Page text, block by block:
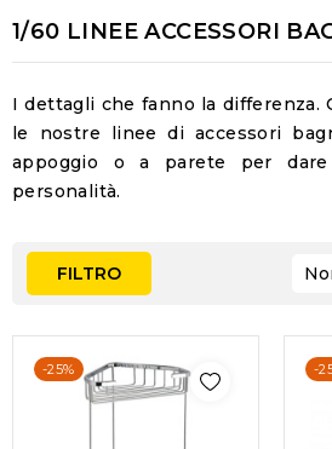
1/60 LINEE ACCESSORI
I dettagli che fanno la differenza.
le nostre linee di accessori
appoggio o a parete per
personalità.
FILTRO
-25% -